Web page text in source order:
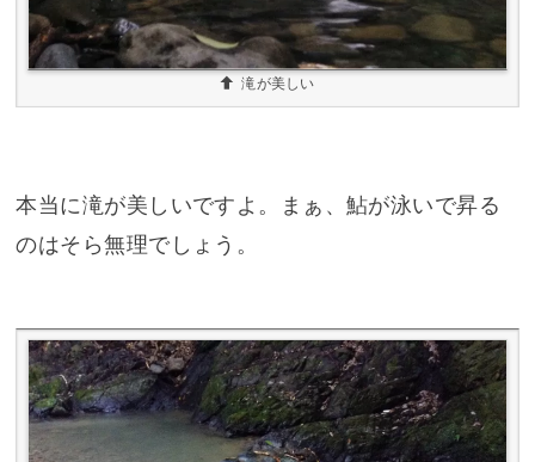
滝が美しい
本当に滝が美しいですよ。まぁ、鮎が泳いで昇る
のはそら無理でしょう。